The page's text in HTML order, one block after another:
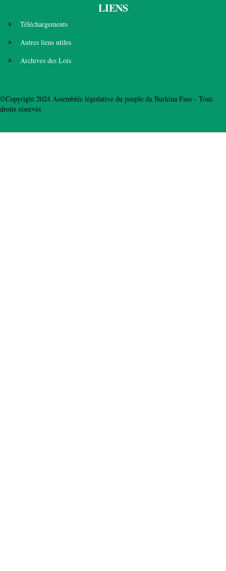
LIENS
Téléchargements
Autres liens utiles
Archives des Lois
©Copyright 2024 Assemblée législative du peuple du Burkina Faso - Tous
droits réservés